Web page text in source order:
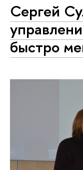
Сергей
быстро